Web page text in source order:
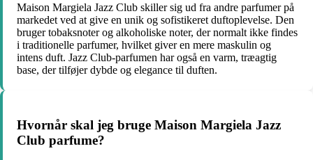
Maison Margiela Jazz Club skiller sig ud fra andre parfumer på
markedet ved at give en unik og sofistikeret duftoplevelse. Den
bruger tobaksnoter og alkoholiske noter, der normalt ikke findes
i traditionelle parfumer, hvilket giver en mere maskulin og
intens duft. Jazz Club-parfumen har også en varm, træagtig
base, der tilføjer dybde og elegance til duften.
Hvornår skal jeg bruge Maison Margiela Jazz
Club parfume?